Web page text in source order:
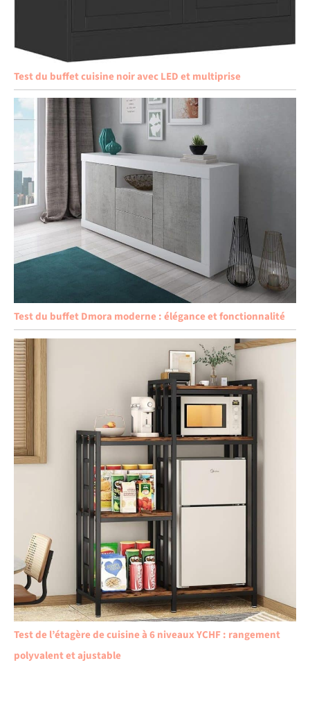
Test du buffet cuisine noir avec LED et multiprise
Test du buffet Dmora moderne : élégance et fonctionnalité
Test de l’étagère de cuisine à 6 niveaux YCHF : rangement
polyvalent et ajustable